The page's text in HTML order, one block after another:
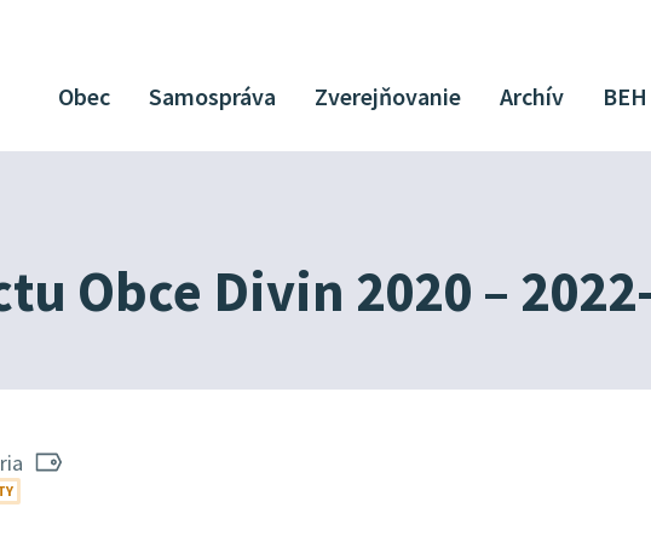
Obec Samospráva Zverejňovanie Archív BEH
Obce Divin 2020 –